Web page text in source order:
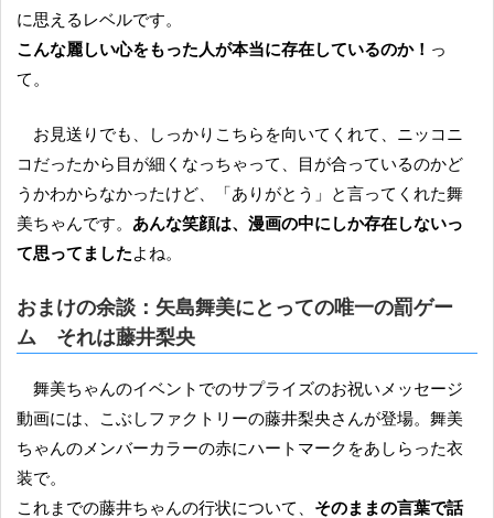
に思えるレベルです。
こんな麗しい心をもった人が本当に存在しているのか！ っ
て。
お見送りでも、しっかりこちらを向いてくれて、ニッコニ
コだったから目が細くなっちゃって、目が合っているのかど
うかわからなかったけど、「ありがとう」と言ってくれた舞
美ちゃんです。 あんな笑顔は、漫画の中にしか存在しないっ
て思ってましたよね。
おまけの余談：矢島舞美にとっての唯一の罰ゲー
ム それは藤井梨央
舞美ちゃんのイベントでのサプライズのお祝いメッセージ
動画には、こぶしファクトリーの藤井梨央さんが登場。舞美
ちゃんのメンバーカラーの赤にハートマークをあしらった衣
装で。
これまでの藤井ちゃんの行状について、 そのままの言葉で話